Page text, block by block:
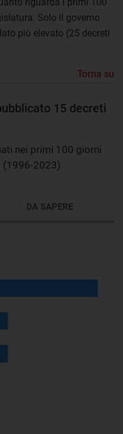
Solo il governo
più elevato (25 decreti
Torna su
15 decreti
nei primi 100 giorni
(1996-2023)
DA SAPERE